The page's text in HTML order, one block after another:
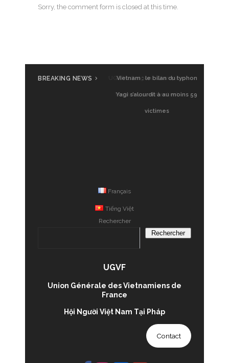
Sorry, the comment form is closed at this time.
BREAKING NEWS UGVF à Saigon : Glamping
Vietnam, premier test
Français
Tiếng Việt
Rechercher
Rechercher
UGVF
Union Générale des Vietnamiens de
France
Hội Người Việt Nam Tại Pháp
Contact